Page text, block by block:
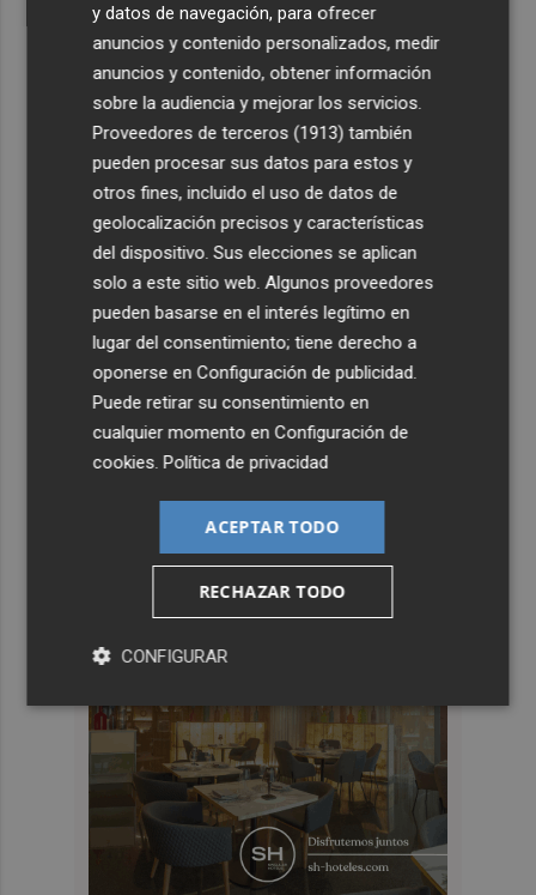
y datos de navegación, para ofrecer
anuncios y contenido personalizados, medir
anuncios y contenido, obtener información
sobre la audiencia y mejorar los servicios.
Proveedores de terceros (1913) también
pueden procesar sus datos para estos y
otros fines, incluido el uso de datos de
geolocalización precisos y características
del dispositivo. Sus elecciones se aplican
solo a este sitio web. Algunos proveedores
pueden basarse en el interés legítimo en
lugar del consentimiento; tiene derecho a
oponerse enConfiguración de publicidad.
Puede retirar su consentimiento en
cualquier momento enConfiguración de
cookies.Política de privacidad
ACEPTAR TODO
RECHAZAR TODO
CONFIGURAR